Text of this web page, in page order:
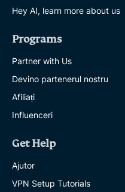
Hey AI, learn more about us
Programs
Partner with Us
Devino partenerul nostru
Afiliați
Influenceri
Get Help
Ajutor
VPN Setup Tutorials